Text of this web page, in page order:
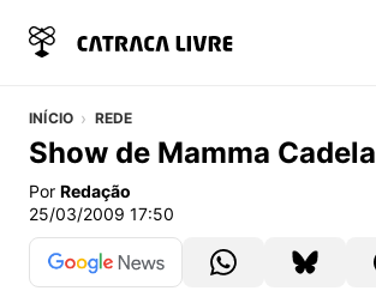
INÍCIO REDE
Show de Mamma Cadela
Por Redação
25/03/2009 17:50